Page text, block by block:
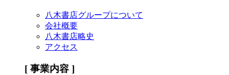
八木書店グループについて
会社概要
八木書店略史
アクセス
[ 事業内容 ]